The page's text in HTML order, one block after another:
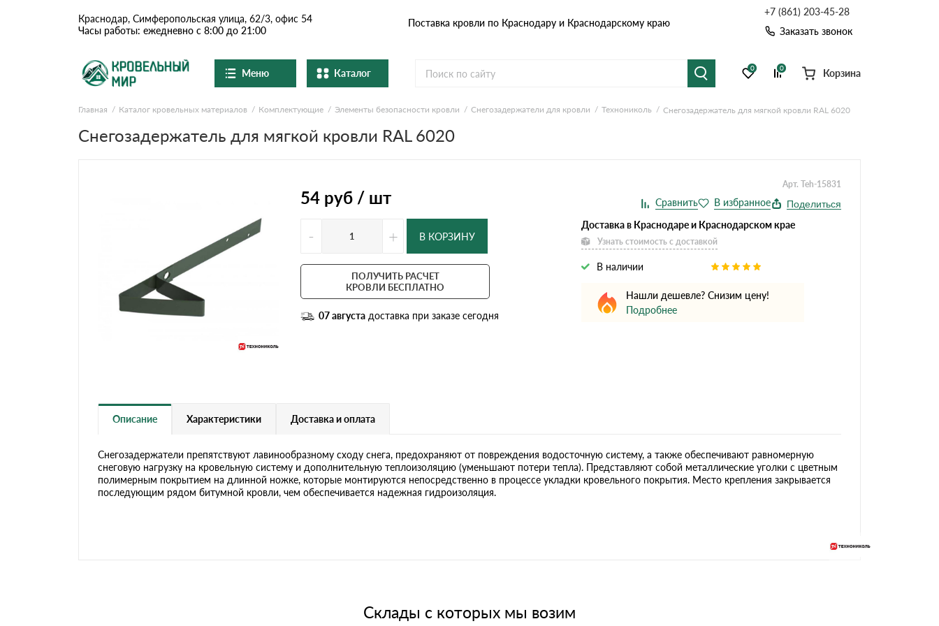
Поставка кровли по Краснодару и Краснодарскому краю
Краснодар, Симферопольская улица, 62/3, офис 54
Часы работы: ежедневно с 8:00 до 21:00
+7 (861) 203-45-28
Заказать звонок
Меню
О компании
Вопросы-ответы
Каталог
Ондулин и шифер Металлочерепица Гибкая черепица Рулонная кровля
Доборные элементы
Ондулин
Черепица Ондулин Ондулин Смарт Ондутисс
Шифер 7-волновой
0 0 Корзина
Главная Каталог кровельных материалов Комплектующие Элементы безопасности кровли Снегозадержатели для кровли Технониколь Снегозадержатель для мягкой кровли RAL 6020
Снегозадержатель для мягкой кровли RAL 6020
54 руб / шт
Арт. Teh-15831
Поделиться
- + В КОРЗИНУ
ПОЛУЧИТЬ РАСЧЕТ
КРОВЛИ БЕСПЛАТНО
07 августа доставка при заказе сегодня
Доставка в Краснодаре и Краснодарском крае
Узнать стоимость с доставкой
В наличии
Нашли дешевле? Снизим цену!
Подробнее
Описание Характеристики Доставка и оплата
Снегозадержатели препятствуют лавинообразному сходу снега, предохраняют от повреждения водосточную систему, а также обеспечивают равномерную
снеговую нагрузку на кровельную систему и дополнительную теплоизоляцию (уменьшают потери тепла). Представляют собой металлические уголки с цветным
полимерным покрытием на длинной ножке, которые монтируются непосредственно в процессе укладки кровельного покрытия. Место крепления закрывается
последующим рядом битумной кровли, чем обеспечивается надежная гидроизоляция.
Склады с которых мы возим